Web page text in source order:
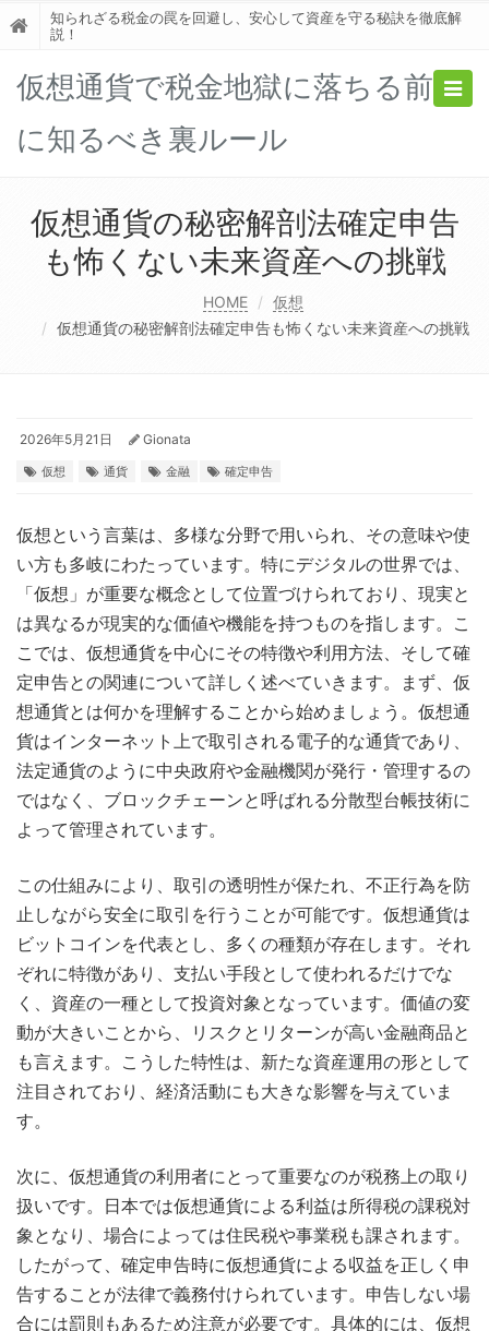
知られざる税金の罠を回避し、安心して資産を守る秘訣を徹底解
説！
仮想通貨で税金地獄に落ちる前
に知るべき裏ルール
仮想通貨の秘密解剖法確定申告
も怖くない未来資産への挑戦
HOME
仮想
仮想通貨の秘密解剖法確定申告も怖くない未来資産への挑戦
2026年5月21日 Gionata
仮想 通貨 金融 確定申告
仮想という言葉は、多様な分野で用いられ、その意味や使
い方も多岐にわたっています。 特にデジタルの世界では、
「仮想」が重要な概念として位置づけられており、現実と
は異なるが現実的な価値や機能を持つものを指します。こ
こでは、仮想通貨を中心にその特徴や利用方法、そして確
定申告との関連について詳しく述べていきます。まず、仮
想通貨とは何かを理解することから始めましょう。仮想通
貨はインターネット上で取引される電子的な通貨であり、
法定通貨のように中央政府や金融機関が発行・管理するの
ではなく、ブロックチェーンと呼ばれる分散型台帳技術に
よって管理されています。
この仕組みにより、取引の透明性が保たれ、不正行為を防
止しながら安全に取引を行うことが可能です。仮想通貨は
ビットコインを代表とし、多くの種類が存在します。それ
ぞれに特徴があり、支払い手段として使われるだけでな
く、資産の一種として投資対象となっています。価値の変
動が大きいことから、リスクとリターンが高い金融商品と
も言えます。こうした特性は、新たな資産運用の形として
注目されており、経済活動にも大きな影響を与えていま
す。
次に、仮想通貨の利用者にとって重要なのが税務上の取り
扱いです。日本では仮想通貨による利益は所得税の課税対
象となり、場合によっては住民税や事業税も課されます。
したがって、確定申告時に仮想通貨による収益を正しく申
告することが法律で義務付けられています。申告しない場
合には罰則もあるため注意が必要です。具体的には、仮想